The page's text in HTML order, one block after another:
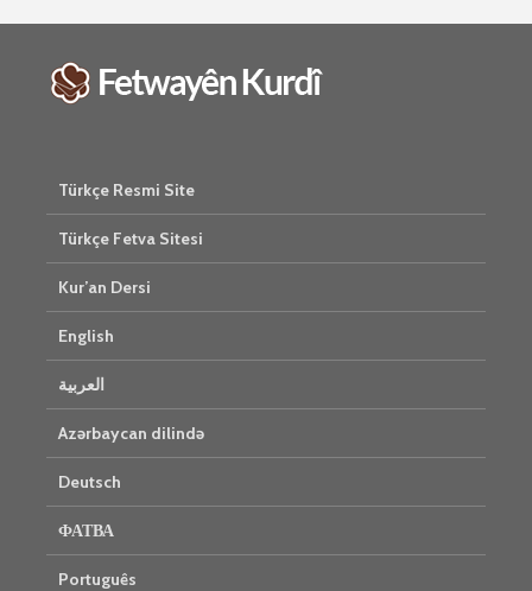
Türkçe Resmi Site
Türkçe Fetva Sitesi
Kur’an Dersi
English
العربية
Azərbaycan dilində
Deutsch
ФАТВА
Português